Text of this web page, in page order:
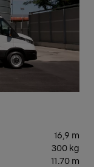
16,9 m
300 kg
11.70 m